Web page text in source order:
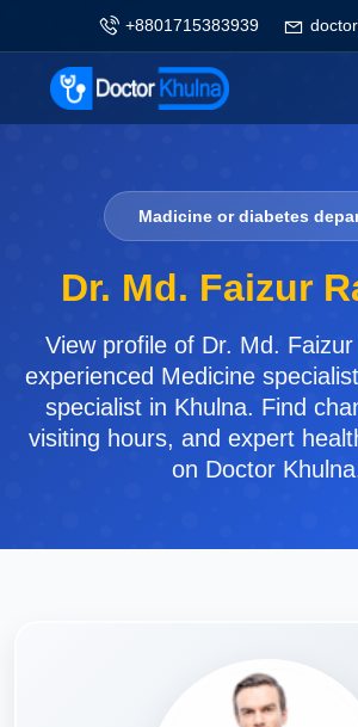
+8801715383939
Madicine or diabetes
Dr. Md. Faizur
View profile of Dr. Md.
experienced Medicine
specialist in Khulna. Find
visiting hours, and expert
on Doctor